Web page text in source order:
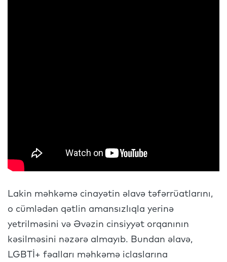
Lakin məhkəmə cinayətin əlavə təfərrüatlarını,
o cümlədən qətlin amansızlıqla yerinə
yetrilməsini və Əvəzin cinsiyyət orqanının
kəsilməsini nəzərə almayıb. Bundan əlavə,
LGBTİ+ fəalları məhkəmə iclaslarına